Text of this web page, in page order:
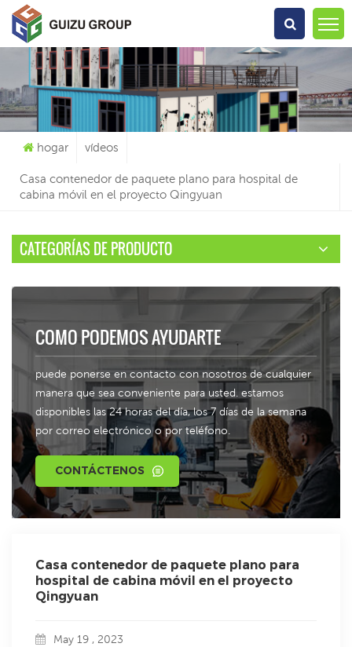
Qué Estás Buscando?
hogar vídeos
Casa contenedor de paquete plano para hospital de
cabina móvil en el proyecto Qingyuan
CATEGORÍAS DE PRODUCTO
COMO PODEMOS AYUDARTE
puede ponerse en contacto con nosotros de cualquier
manera que sea conveniente para usted. estamos
disponibles las 24 horas del día, los 7 días de la semana
por correo electrónico o por teléfono.
CONTÁCTENOS
Casa contenedor de paquete plano para
hospital de cabina móvil en el proyecto
Qingyuan
May 19 , 2023